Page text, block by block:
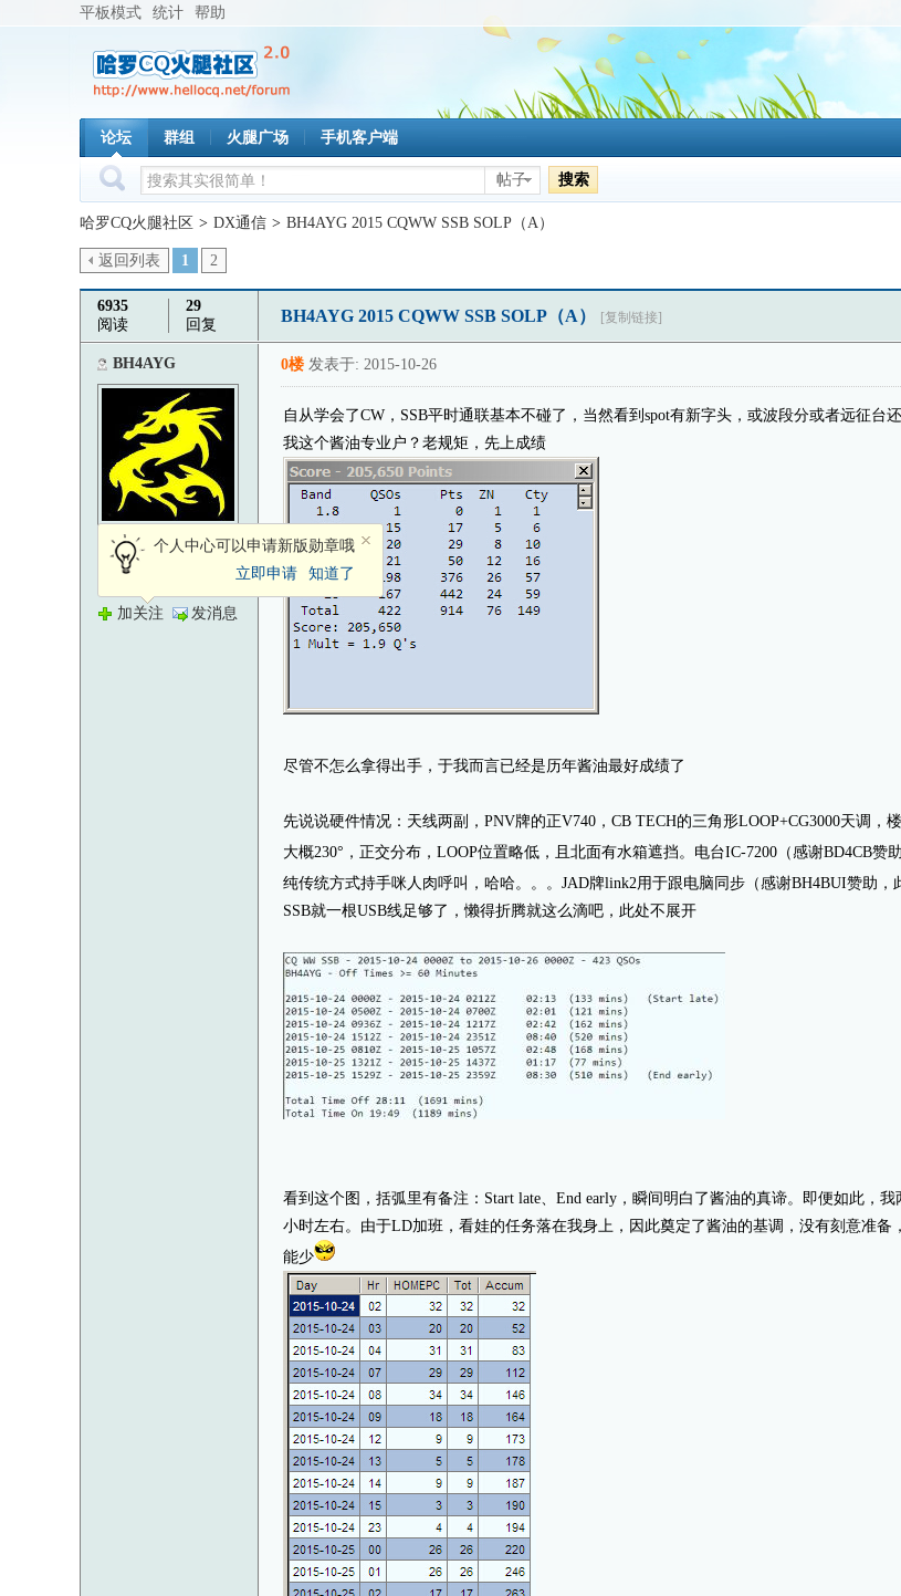
平板模式 统计 帮助
论坛 群组 火腿广场 手机客户端
帖子 搜索
哈罗CQ火腿社区 > DX通信 > BH4AYG 2015 CQWW SSB SOLP（A）
返回列表 1 2
6935
阅读
29
回复
BH4AYG 2015 CQWW SSB SOLP（A） [复制链接]
BH4AYG
注册用户个人中心可以申请新版勋章哦
立即申请
知道了
加关注
发消息
0楼 发表于: 2015-10-26
自从学会了CW，SSB平时通联基本不碰了，当然看到spot有新字头，或波段分或者远征台
我这个酱油专业户？老规矩，先上成绩
尽管不怎么拿得出手，于我而言已经是历年酱油最好成绩了
先说说硬件情况：天线两副，PNV牌的正V740，CB TECH的三角形LOOP+CG3000天调，
大概230°，正交分布，LOOP位置略低，且北面有水箱遮挡。电台IC-7200（感谢BD4CB赞
纯传统方式持手咪人肉呼叫，哈哈。。。JAD牌link2用于跟电脑同步（感谢BH4BUI赞助，
SSB就一根USB线足够了，懒得折腾就这么滴吧，此处不展开
看到这个图，括弧里有备注：Start late、End early，瞬间明白了酱油的真谛。即便如此，
小时左右。由于LD加班，看娃的任务落在我身上，因此奠定了酱油的基调，没有刻意准
能少